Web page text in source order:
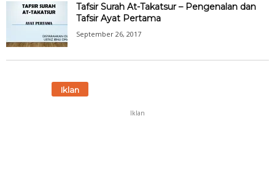
Tafsir Surah At-Takatsur – Pengenalan dan
Tafsir Ayat Pertama
September 26, 2017
Iklan
Iklan